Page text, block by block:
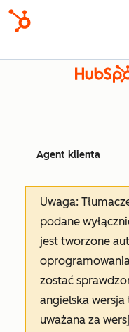
Agent klienta
Uwaga:
podane
jest tworzone
zostać
angielska
uważana za